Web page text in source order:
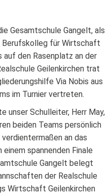
Gesamtschule Gangelt, als
Berufskolleg für Wirtschaft
den Rasenplatz an der
Geilenkirchen trat
Via Nobis aus
im Turnier vertreten.
unser Schulleiter, Herr May,
beiden Teams persönlich
an das
einem spannenden Finale
Gangelt belegt
der Realschule
Wirtschaft Geilenkirchen